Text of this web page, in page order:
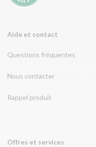
Aide et contact
Questions fréquentes
Nous contacter
Rappel produit
Offres et services